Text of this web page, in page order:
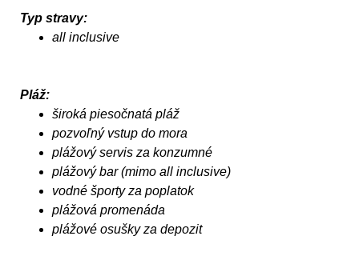
Typ stravy:
all inclusive
Pláž:
široká piesočnatá pláž
pozvoľný vstup do mora
plážový servis za konzumné
plážový bar (mimo all inclusive)
vodné športy za poplatok
plážová promenáda
plážové osušky za depozit